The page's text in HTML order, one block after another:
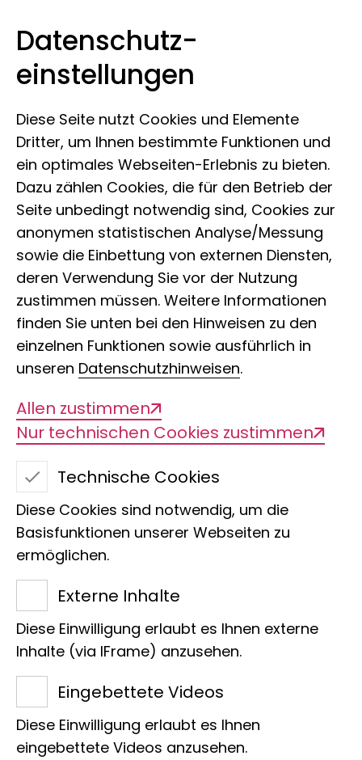
Zum Inhalt springen
Museum der Natur Hamburg
Schatzsuche
# 8
Colias croceus (Pieridae) - Male /
Männchen
Datenschutz­
einstellungen
Diese Seite nutzt Cookies und Elemente
Dritter, um Ihnen bestimmte Funktionen und
ein optimales Webseiten-Erlebnis zu bieten.
Dazu zählen Cookies, die für den Betrieb der
Seite unbedingt notwendig sind, Cookies zur
anonymen statistischen Analyse/Messung
sowie die Einbettung von externen Diensten,
deren Verwendung Sie vor der Nutzung
zustimmen müssen. Weitere Informationen
finden Sie unten bei den Hinweisen zu den
einzelnen Funktionen sowie ausführlich in
unseren Datenschutzhinweisen.
Allen zustimmen
Nur technischen Cookies zustimmen
Technische Cookies
Diese Cookies sind notwendig, um die
Basisfunktionen unserer Webseiten zu
ermöglichen.
Externe Inhalte
Diese Einwilligung erlaubt es Ihnen externe
Inhalte (via IFrame) anzusehen.
Eingebettete Videos
Diese Einwilligung erlaubt es Ihnen
eingebettete Videos anzusehen.